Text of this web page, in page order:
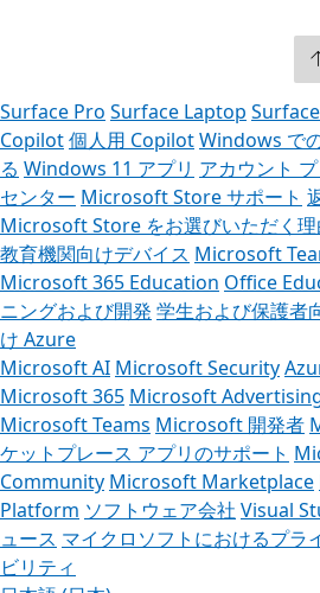
Surface Pro Surface Laptop
Copilot個人用 CopilotWindows で
る Windows 11 アプリ アカウント
センター Microsoft Store サポート
Microsoft Store をお選びいただく理
教育機関向けデバイス Microsoft
Microsoft 365 Education Office
ニングおよび開発 学生および保護者
け Azure
Microsoft AI Microsoft Security
Microsoft 365 Microsoft
Microsoft Teams Microsoft 開発者
ケットプレース アプリのサポート
Community Microsoft Marketplace
Platform ソフトウェア会社 Visual
ュース マイクロソフトにおけるプラ
ビリティ